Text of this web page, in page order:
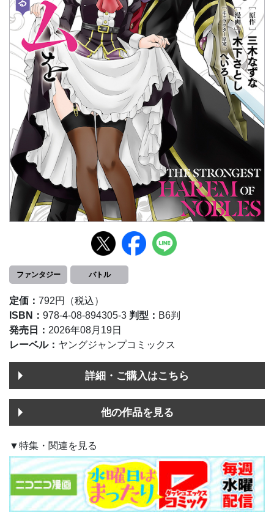
ファンタジー バトル
定価： 792円（税込）
ISBN： 978-4-08-894305-3 判型： B6判
発売日： 2026年08月19日
レーベル： ヤングジャンプコミックス
詳細・ご購入はこちら
他の作品を見る
▼特集・関連を見る